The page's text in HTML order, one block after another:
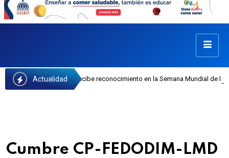
Actualidad
recibe reconocimiento en la Semana Mundial de la Lactancia Materna
Cumbre CP-FEDODIM-LMD